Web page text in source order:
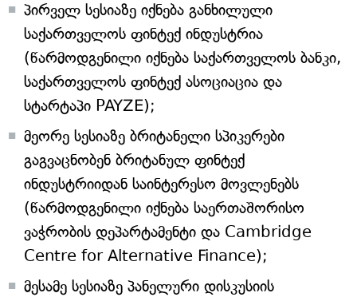
პირველ სესიაზე იქნება განხილული
საქართველოს ფინტექ ინდუსტრია
(წარმოდგენილი იქნება საქართველოს ბანკი,
საქართველოს ფინტექ ასოციაცია და
სტარტაპი PAYZE);
მეორე სესიაზე ბრიტანელი სპიკერები
გაგვაცნობენ ბრიტანულ ფინტექ
ინდუსტრიიდან საინტერესო მოვლენებს
(წარმოდგენილი იქნება საერთაშორისო
ვაჭრობის დეპარტამენტი და Cambridge
Centre for Alternative Finance);
მესამე სესიაზე პანელური დისკუსიის